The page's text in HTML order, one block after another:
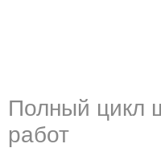
Полный цикл
работ